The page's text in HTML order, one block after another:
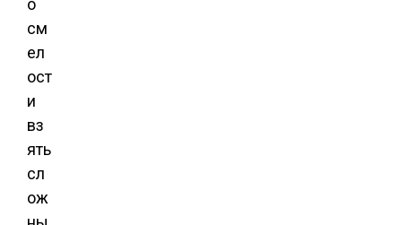
о
см
ел
ост
и
вз
ять
сл
ож